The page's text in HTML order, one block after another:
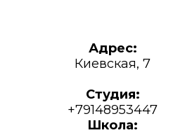
Адрес:
Киевская, 7
Студия:
+79148953447
Школа: